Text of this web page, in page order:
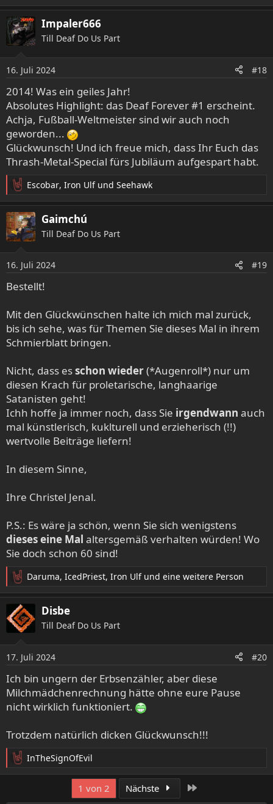
e
a
k
t
n
e
n
:
Impaler666
Till Deaf Do Us Part
16. Juli 2024 #18
2014! Was ein geiles Jahr!
Absolutes Highlight: das Deaf Forever #1 erscheint.
Achja, Fußball-Weltmeister sind wir auch noch
geworden...
Glückwunsch! Und ich freue mich, dass Ihr Euch das
Thrash-Metal-Special fürs Jubiläum aufgespart habt.
R
e
a
k
t
n
e
n
Escobar, Iron Ulfund Seehawk
Gaimchú
Till Deaf Do Us Part
16. Juli 2024 #19
Bestellt!
Mit den Glückwünschen halte ich mich mal zurück,
bis ich sehe, was für Themen Sie dieses Mal in ihrem
Schmierblatt bringen.
Nicht, dass esschon wieder(*Augenroll*) nur um
diesen Krach für proletarische, langhaarige
Satanisten geht!
Ichh hoffe ja immer noch, dass Sie irgendwann auch
mal künstlerisch, kuklturell und erzieherisch (!!)
wertvolle Beiträge liefern!
In diesem Sinne,
Ihre Christel Jenal.
P.S.: Es wäre ja schön, wenn Sie sich wenigstens
dieses eine Mal altersgemäß verhalten würden! Wo
Sie doch schon 60 sind!
R
e
a
k
t
n
e
n
:
Daruma, IcedPriest, Iron Ulfund eine weitere Person
Disbe
Till Deaf Do Us Part
17. Juli 2024 #20
Ich bin ungern der Erbsenzähler, aber diese
Milchmädchenrechnung hätte ohne eure Pause
nicht wirklich funktioniert.
Trotzdem natürlich dicken Glückwunsch!!!
R
e
InTheSignOfEvil
1 von 2 Nächste